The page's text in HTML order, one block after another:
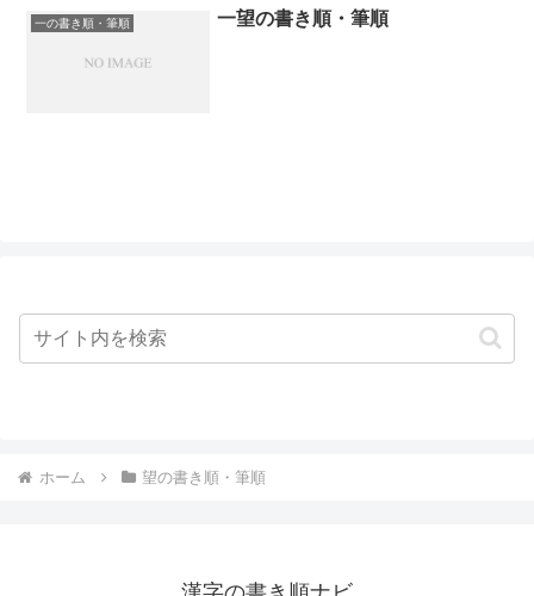
一の書き順・筆順 一望の書き順・筆順
ホーム 望の書き順・筆順